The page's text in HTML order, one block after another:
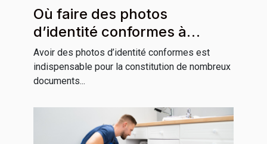
Où faire des photos
d’identité conformes à
Grenoble ?
Avoir des photos d’identité conformes est
indispensable pour la constitution de nombreux
documents...